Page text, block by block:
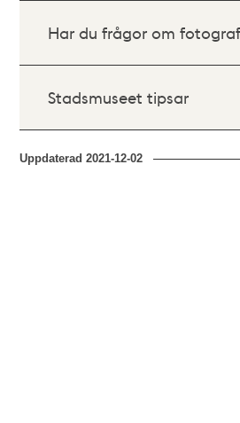
Har du frågor om
Stadsmuseet tipsar
Uppdaterad2021-12-02